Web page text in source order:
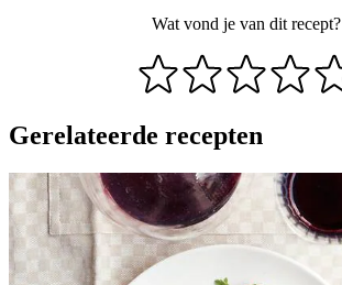
Wat vond je van dit recept?
Gerelateerde recepten